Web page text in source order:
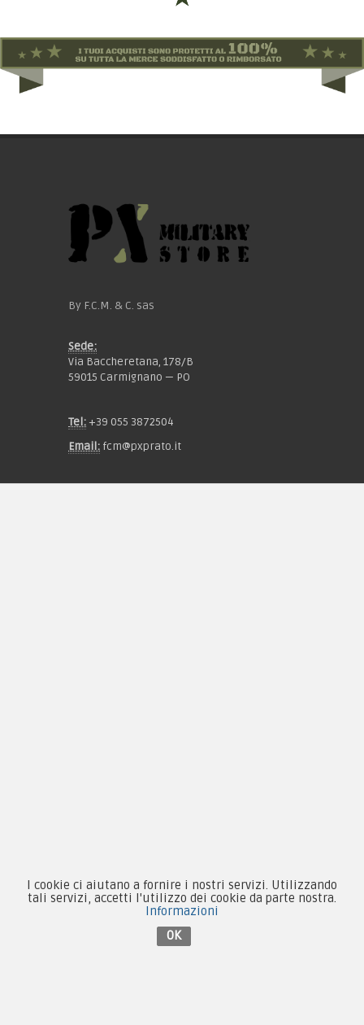
By F.C.M. & C. sas
Sede:
Via Baccheretana, 178/B
59015 Carmignano — PO
Tel: +39 055 3872504
Email: fcm@pxprato.it
I cookie ci aiutano a fornire i nostri servizi. Utilizzando
tali servizi, accetti l'utilizzo dei cookie da parte nostra.
Informazioni
OK